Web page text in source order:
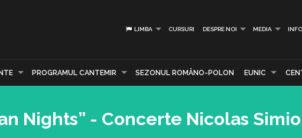
LIMBA CURSURI DESPRE NOI MEDIA
PROGRAMUL CANTEMIR SEZONUL ROMÂNO-POLON EUNIC
Nights” - Concerte Nicolas